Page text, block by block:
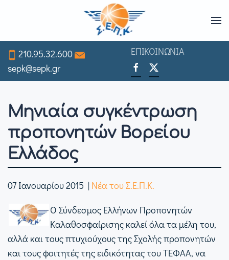
to
main
content
210.95.32.600
sepk@sepk.gr
ΕΠΙΚΟΙΝΩΝΙΑ
Μηνιαία συγκέντρωση
προπονητών Βορείου
Ελλάδος
07 Ιανουαρίου 2015 | Νέα του Σ.Ε.Π.Κ.
Ο Σύνδεσμος Ελλήνων Προπονητών
Καλαθοσφαίρισης καλεί όλα τα μέλη του,
αλλά και τους πτυχιούχους της Σχολής προπονητών
και τους φοιτητές της ειδικότητας του ΤΕΦΑΑ, να